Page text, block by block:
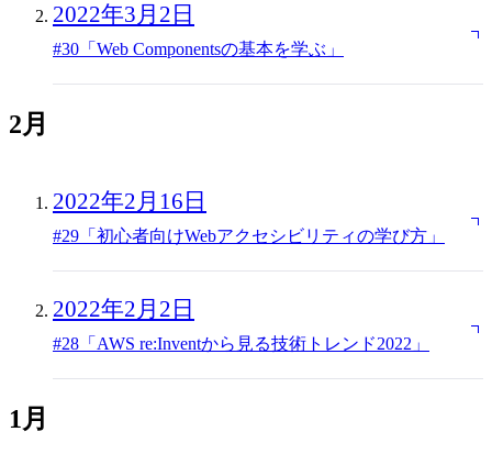
2022年3月2日
#30「Web Componentsの基本を学ぶ」
2月
2022年2月16日
#29「初心者向けWebアクセシビリティの学び方」
2022年2月2日
#28「AWS re:Inventから見る技術トレンド2022」
1月